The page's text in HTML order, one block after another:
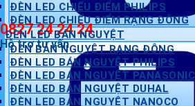
0827 24 24 24
Hỗ trợ tư vấn
ĐÈN LED CHIẾU ĐIỂM PHILIPS
ĐÈN LED CHIẾU ĐIỂM RẠNG ĐÔNG
ĐÈN LED BÁN NGUYỆT
ĐÈN BÁN NGUYỆT RẠNG ĐÔNG
ĐÈN LED BÁN NGUYỆT PHILIPS
ĐÈN LED BÁN NGUYỆT PANASONIC
ĐÈN LED BÁN NGUYỆT DUHAL
ĐÈN LED BÁN NGUYỆT NANOCO